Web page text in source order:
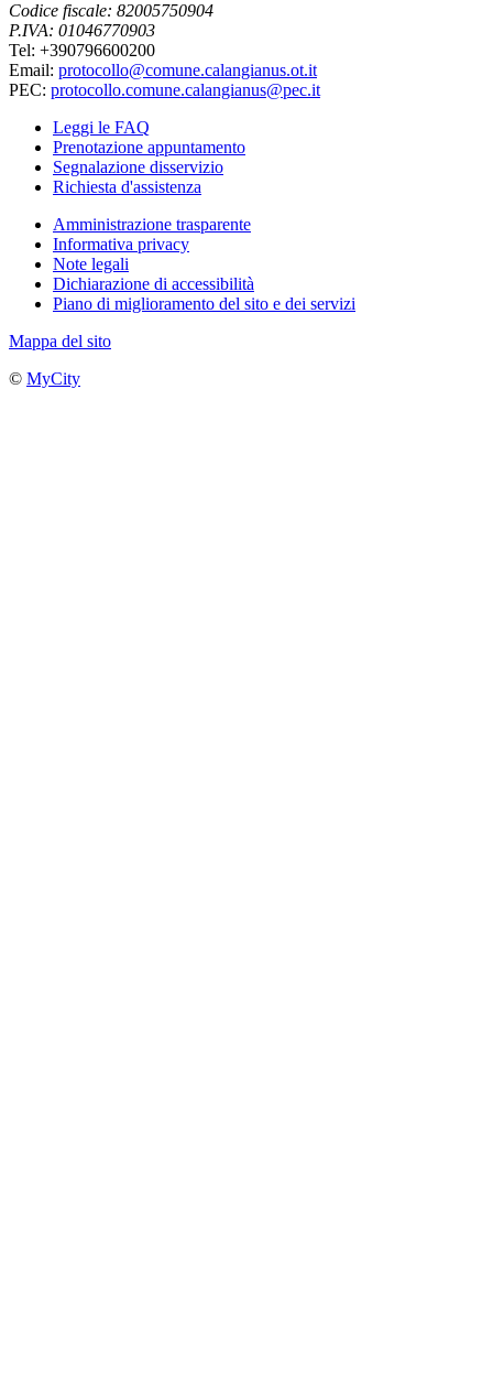
Codice fiscale: 82005750904
P.IVA: 01046770903
Tel: +390796600200
Email: protocollo@comune.calangianus.ot.it
PEC: protocollo.comune.calangianus@pec.it
Leggi le FAQ
Prenotazione appuntamento
Segnalazione disservizio
Richiesta d'assistenza
Amministrazione trasparente
Informativa privacy
Note legali
Dichiarazione di accessibilità
Piano di miglioramento del sito e dei servizi
Mappa del sito
© MyCity